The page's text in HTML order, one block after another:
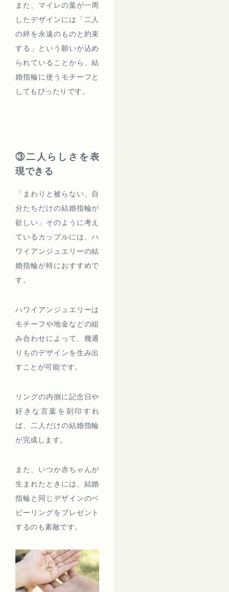
また、マイレの葉が一周
したデザインには「二人
の絆を永遠のものと約束
する」という願いが込め
られていることから、結
婚指輪に使うモチーフと
してもぴったりです。
③二人らしさを表
現できる
「まわりと被らない、自
分たちだけの結婚指輪が
欲しい」そのように考え
ているカップルには、ハ
ワイアンジュエリーの結
婚指輪が特におすすめで
す。
ハワイアンジュエリーは
モチーフや地金などの組
み合わせによって、幾通
りものデザインを生み出
すことが可能です。
リングの内側に記念日や
好きな言葉を刻印すれ
ば、二人だけの結婚指輪
が完成します。
また、いつか赤ちゃんが
生まれたときには、結婚
指輪と同じデザインのベ
ビーリングをプレゼント
するのも素敵です。